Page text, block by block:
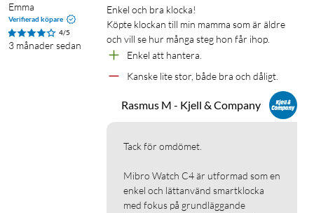
Emma
Verifierad köpare
4/5
3 månader sedan
Enkel och bra klocka!
Köpte klockan till min mamma som är äldre
och vill se hur många steg hon får ihop.
Enkel att hantera.
Kanske lite stor, både bra och dåligt.
Rasmus M - Kjell & Company
Tack för omdömet.
Mibro Watch C4 är utformad som en
enkel och lättanvänd smartklocka
med fokus på grundläggande